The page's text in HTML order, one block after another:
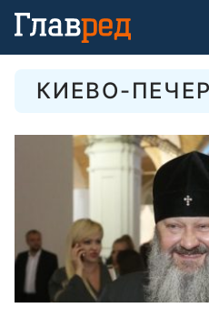
КИЕВО-